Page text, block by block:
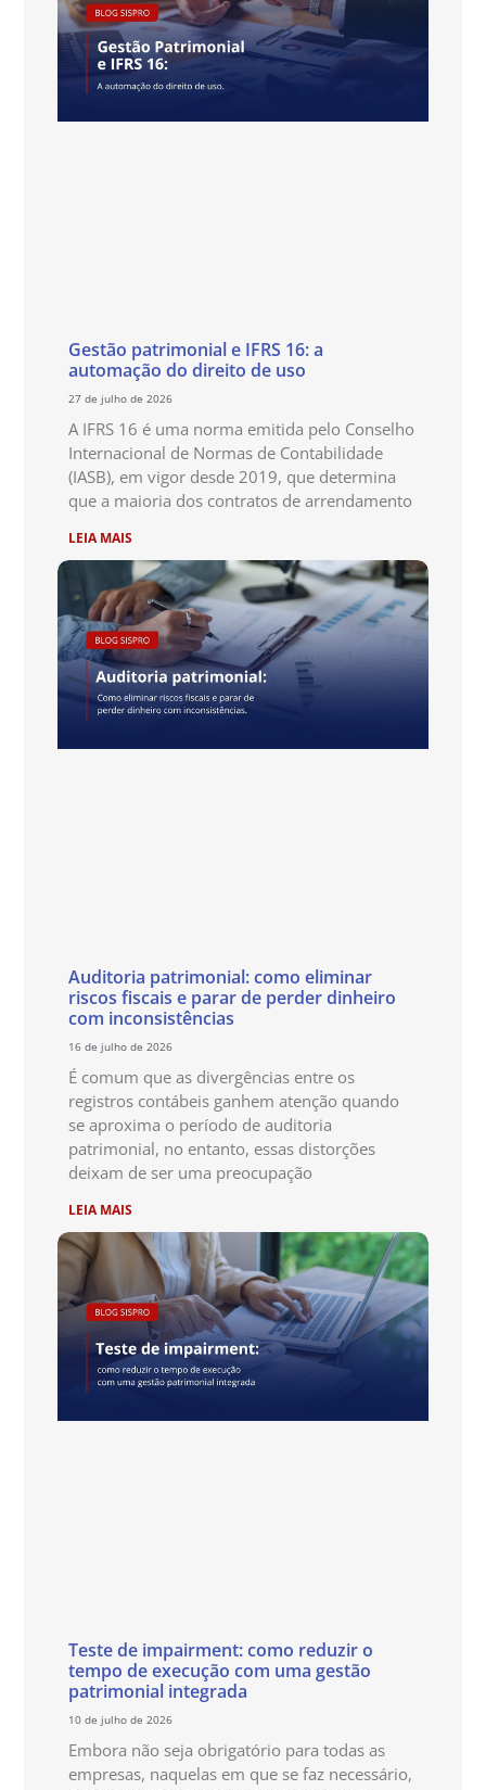
Gestão patrimonial e IFRS 16: a
automação do direito de uso
27 de julho de 2026
A IFRS 16 é uma norma emitida pelo Conselho
Internacional de Normas de Contabilidade
(IASB), em vigor desde 2019, que determina
que a maioria dos contratos de arrendamento
LEIA MAIS
Auditoria patrimonial: como eliminar
riscos fiscais e parar de perder dinheiro
com inconsistências
16 de julho de 2026
É comum que as divergências entre os
registros contábeis ganhem atenção quando
se aproxima o período de auditoria
patrimonial, no entanto, essas distorções
deixam de ser uma preocupação
LEIA MAIS
Teste de impairment: como reduzir o
tempo de execução com uma gestão
patrimonial integrada
10 de julho de 2026
Embora não seja obrigatório para todas as
empresas, naquelas em que se faz necessário,